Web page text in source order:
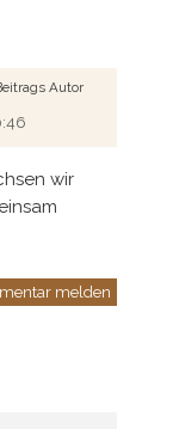
Autor
wir
melden